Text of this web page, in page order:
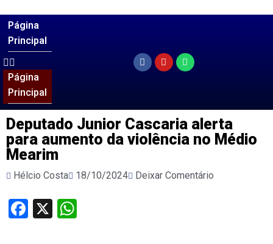
Página
Principal
Página
Principal
Deputado Junior Cascaria alerta
para aumento da violência no Médio
Mearim
Hélcio Costa 18/10/2024 Deixar Comentário
Facebook
X